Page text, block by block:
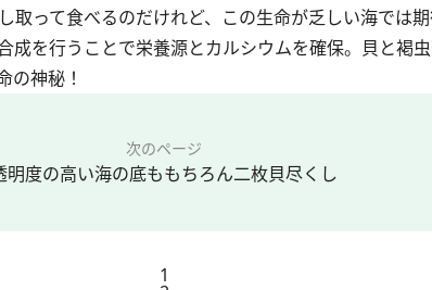
って食べるのだけれど、この生命が乏しい海では
成を行うことで栄養源とカルシウムを確保。貝と褐
の神秘！
次のページ
明度の高い海の底ももちろん二枚貝尽くし
1